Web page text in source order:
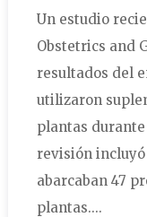
Un estudio
Obstetrics and
resultados del
utilizaron
plantas
revisión incluyó
abarcaban 47
plantas....